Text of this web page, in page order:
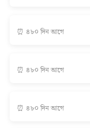
⏰ ৪৮০ দিন আগে
⏰ ৪৮০ দিন আগে
⏰ ৪৮০ দিন আগে